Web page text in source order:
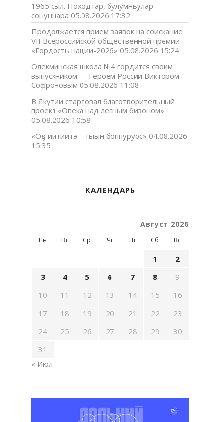
1965 сыл. Походтар, булумньулар
сонуннара 05.08.2026 17:32
Продолжается прием заявок на соискание
VII Всероссийской общественной премии
«Гордость нации-2026» 05.08.2026 15:24
Олекминская школа №4 гордится своим
выпускником — Героем России Виктором
Софроновым 05.08.2026 11:08
В Якутии стартовал благотворительный
проект «Опека над лесным бизоном»
05.08.2026 10:58
«Оҕо иитиитэ – тыын боппуруос» 04.08.2026
15:35
КАЛЕНДАРЬ
Август 2026
Пн Вт Ср Чт Пт Сб Вс
1
2
3
4 5 6 7 8
9
10
11 12 13 14 15
16
17
18 19 20 21 22
23
24
25 26 27 28 29
30
31
« Июл